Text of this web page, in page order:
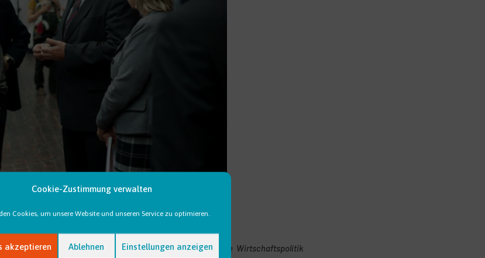
Cookie-Zustimmung verwalten
Cookies, um unsere Website und unseren Service zu optimieren.
akzeptieren Ablehnen Einstellungen anzeigen
nutzen, um auch über diesen Tag hinaus Impulse an die Wirtschaftspolitik